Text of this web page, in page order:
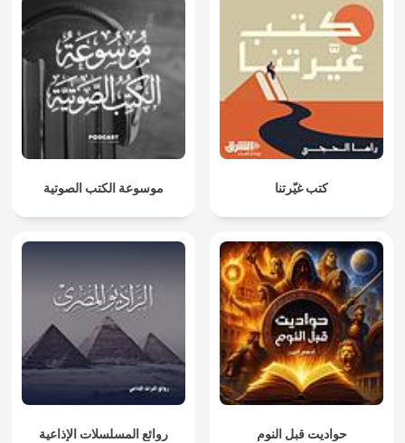
موسوعة الكتب الصوتية كتب غيّرتنا
روائع المسلسلات الإذاعية حواديت قبل النوم